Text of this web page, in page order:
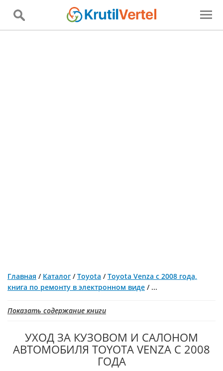
Главная / Каталог /Toyota /Toyota Venza с 2008 года,
книга по ремонту в электронном виде / ...
Показать содержание книги
УХОД ЗА КУЗОВОМ И САЛОНОМ
АВТОМОБИЛЯ TOYOTA VENZA С 2008
ГОДА